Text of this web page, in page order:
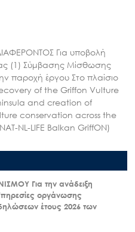
Για υποβολή
(1) Σύμβασης Μίσθωσης
παροχή έργου Στο πλαίσιο
of the Griffon Vulture
and creation of
conservation across the
NL-LIFE Balkan GriffON)
Για την ανάδειξη
οργάνωσης
έτους 2026 των